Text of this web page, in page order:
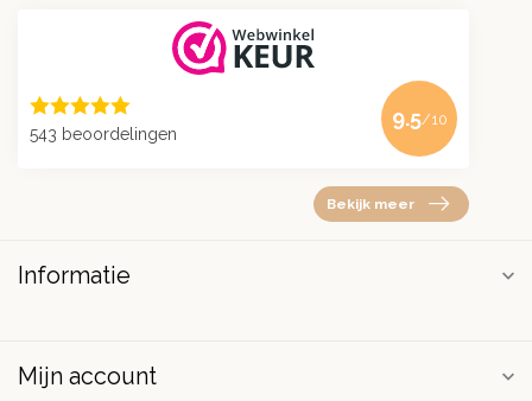
543 beoordelingen
9.5/10
Bekijk meer
Informatie
Mijn account